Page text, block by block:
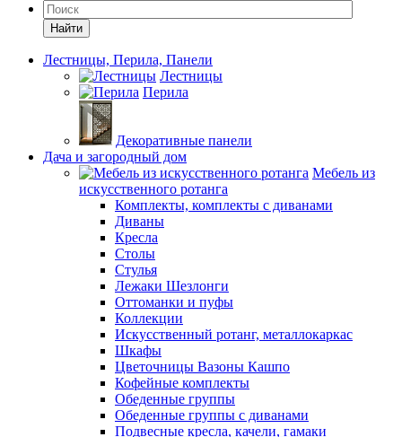
Найти
Лестницы, Перила, Панели
Лестницы
Перила
Декоративные панели
Дача и загородный дом
Мебель из
искусственного ротанга
Комплекты, комплекты с диванами
Диваны
Кресла
Столы
Стулья
Лежаки Шезлонги
Оттоманки и пуфы
Коллекции
Искусственный ротанг, металлокаркас
Шкафы
Цветочницы Вазоны Кашпо
Кофейные комплекты
Обеденные группы
Обеденные группы с диванами
Подвесные кресла, качели, гамаки